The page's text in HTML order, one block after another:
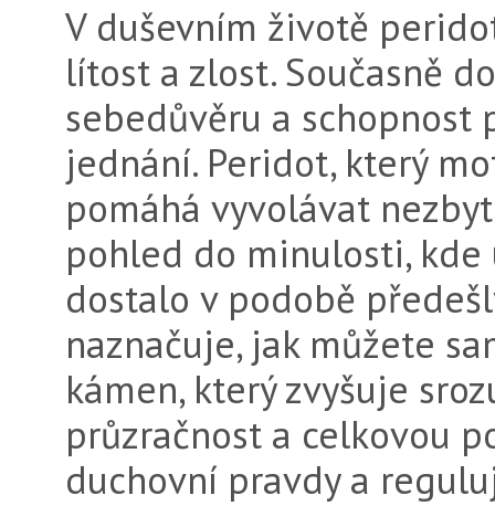
V duševním životě
lítost a zlost. Současně
sebedůvěru a
jednání. Peridot, který
pomáhá vyvolávat
pohled do minulosti, kde
dostalo v podobě
naznačuje, jak můžete
kámen, který zvyšuje
průzračnost a celkovou
duchovní pravdy a